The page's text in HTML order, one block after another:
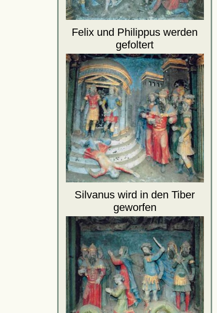
Felix und Philippus werden
gefoltert
Silvanus wird in den Tiber
geworfen